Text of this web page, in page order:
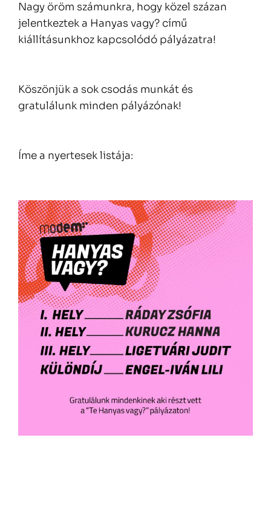
Nagy öröm számunkra, hogy közel százan
jelentkeztek a Hanyas vagy? című
kiállításunkhoz kapcsolódó pályázatra!
Köszönjük a sok csodás munkát és
gratulálunk minden pályázónak!
Íme a nyertesek listája: